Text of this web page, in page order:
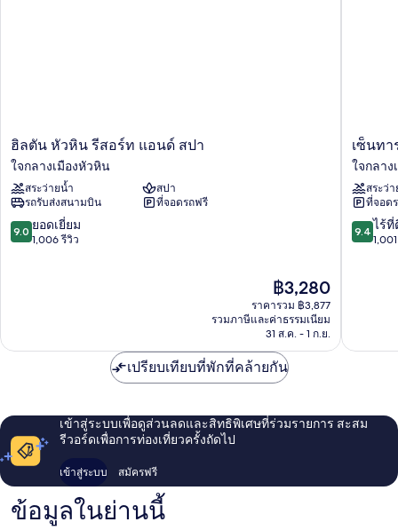
ฮิล
ตัน
หัวหิน
รีสอร์ท
แอนด์
สปา
ใจกลาง
ฮิลตัน หัวหิน รีสอร์ท แอนด์ สปา
ใจกลางเมืองหัวหิน
สระว่ายน้ำ
สปา
รถรับส่งสนามบิน
ที่จอดรถฟรี
9.0
จาก
9.0 ยอดเยี่ยม
1,006 รีวิว
ราคา
ปัจจุบัน
คือ
฿3,280
฿3,280
ราคารวม ฿3,877
รวมภาษีและค่าธรรมเนียม
31 ส.ค. - 1 ก.ย.
เซ็น
ทารา
แก
รนด์
บีช
รีสอร์ท
หัวหิน
เซ็นท
ใจกลาง
สระว่
ที่จอด
9.4
จาก
9.4 ไร้ที่
เปรียบเทียบที่พักที่คล้ายกัน
เข้าสู่ระบบเพื่อดูส่วนลดและสิทธิพิเศษที่ร่วมรายการ สะสม
รีวอร์ดเพื่อการท่องเที่ยวครั้งถัดไป
เข้าสู่ระบบ สมัครฟรี
ข้อมูลในย่านนี้